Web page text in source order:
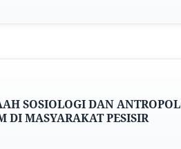
SOSIOLOGI DAN
MASYARAKAT PESISIR